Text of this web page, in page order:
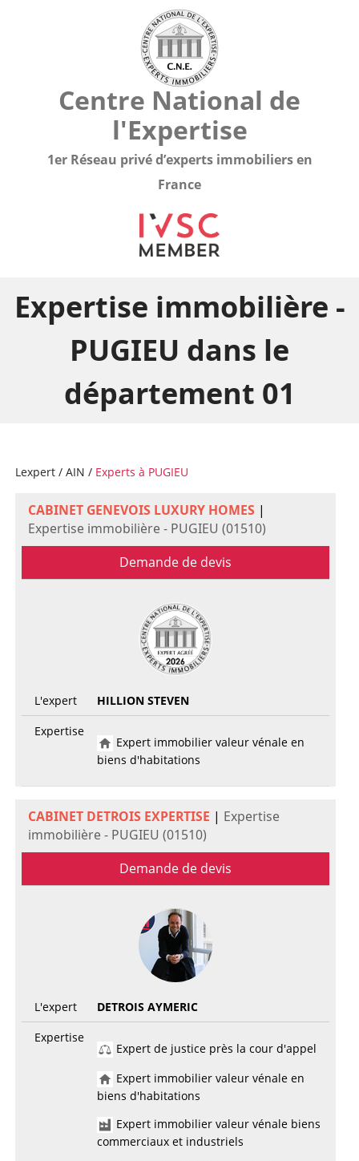
Centre National de
l'Expertise
1er Réseau privé d’experts immobiliers en
France
Expertise immobilière -
PUGIEU dans le
département 01
Lexpert/ AIN / Experts à PUGIEU
CABINET GENEVOIS LUXURY HOMES |
Expertise immobilière - PUGIEU (01510)
Demande de devis
L'expert
HILLION STEVEN
Expertise
Expert immobilier valeur vénale en
biens d'habitations
CABINET DETROIS EXPERTISE | Expertise
immobilière - PUGIEU (01510)
Demande de devis
L'expert
DETROIS AYMERIC
Expertise
Expert de justice près la cour d'appel
Expert immobilier valeur vénale en
biens d'habitations
Expert immobilier valeur vénale biens
commerciaux et industriels